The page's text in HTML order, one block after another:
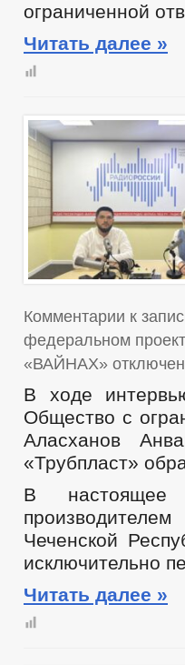
ограниченной
Читать далее »
Комментарии к
федеральном
«ВАЙНАХ»
В ходе
Общество с
Аласханов
«Трубпласт»
В настоящее
Чеченской
исключительно
Читать далее »